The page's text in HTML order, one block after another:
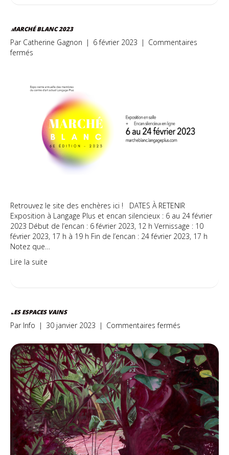
MARCHÉ BLANC 2023
Par Catherine Gagnon | 6 février 2023 | Commentaires
fermés
Retrouvez le site des enchères ici ! DATES À RETENIR
Exposition à Langage Plus et encan silencieux : 6 au 24 février
2023 Début de l’encan : 6 février 2023, 12 h Vernissage : 10
février 2023, 17 h à 19 h Fin de l’encan : 24 février 2023, 17 h
Notez que…
Lire la suite
LES ESPACES VAINS
Par Info | 30 janvier 2023 | Commentaires fermés
espaces
vains